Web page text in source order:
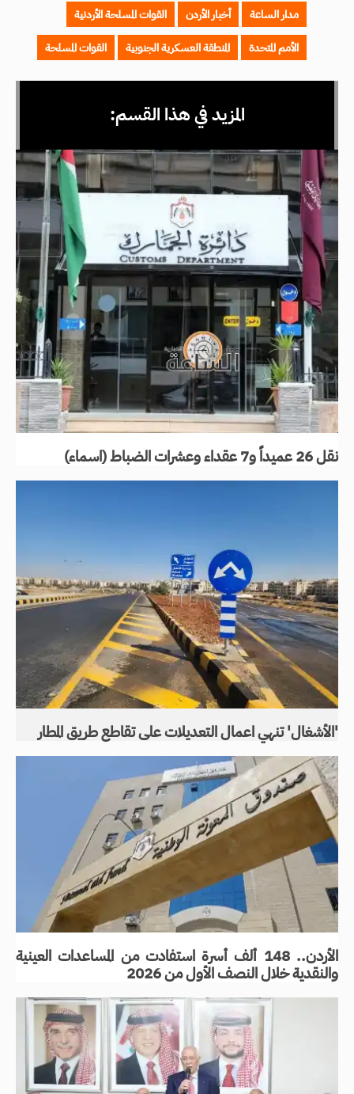
مدار الساعة أخبار الأردن
القوات المسلحة الأردنية
الأمم المتحدة
المنطقة العسكرية الجنوبية القوات المسلحة
المزيد في هذا القسم:
نقل 26 عميداً و7 عقداء وعشرات الضباط (اسماء)
'الأشغال' تنهي اعمال التعديلات على تقاطع طريق المطار
الأردن.. 148 ألف أسرة استفادت من المساعدات العينية
والنقدية خلال النصف الأول من 2026